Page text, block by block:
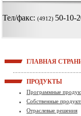
Тел/факс: (4912) 50-10-
ГЛАВНАЯ
ПРОДУКТЫ
Программные
Собственные
Отраслевые решения